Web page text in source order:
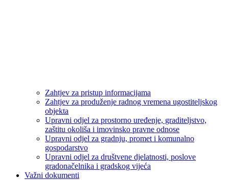
Zahtjev za pristup informacijama
Zahtjev za produženje radnog vremena ugostiteljskog
objekta
Upravni odjel za prostorno uređenje, graditeljstvo,
zaštitu okoliša i imovinsko pravne odnose
Upravni odjel za gradnju, promet i komunalno
gospodarstvo
Upravni odjel za društvene djelatnosti, poslove
gradonačelnika i gradskog vijeća
Važni dokumenti